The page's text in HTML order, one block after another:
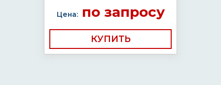
Цена:по запросу
КУПИТЬ